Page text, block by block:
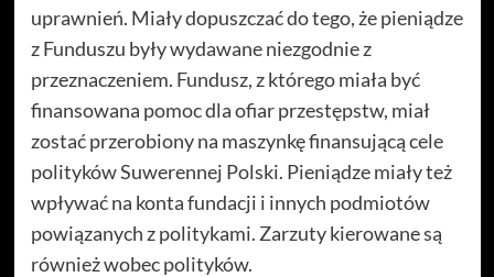
uprawnień. Miały dopuszczać do tego, że pieniądze
z Funduszu były wydawane niezgodnie z
przeznaczeniem. Fundusz, z którego miała być
finansowana pomoc dla ofiar przestępstw, miał
zostać przerobiony na maszynkę finansującą cele
polityków Suwerennej Polski. Pieniądze miały też
wpływać na konta fundacji i innych podmiotów
powiązanych z politykami. Zarzuty kierowane są
również wobec polityków.